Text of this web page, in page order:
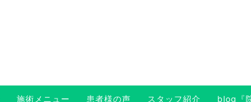
施術メニュー 患者様の声 スタッフ紹介 blog『